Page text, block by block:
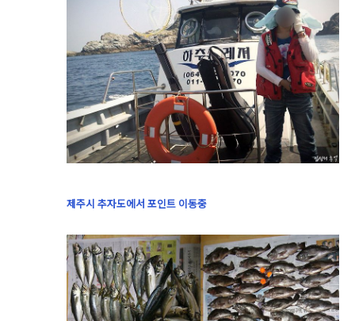
제주시 추자도에서 포인트 이동중